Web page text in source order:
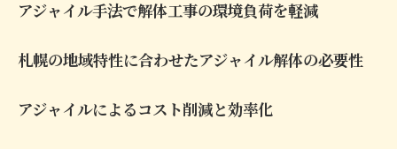
アジャイル手法で解体工事の環境負荷を軽減
札幌の地域特性に合わせたアジャイル解体の必要性
アジャイルによるコスト削減と効率化